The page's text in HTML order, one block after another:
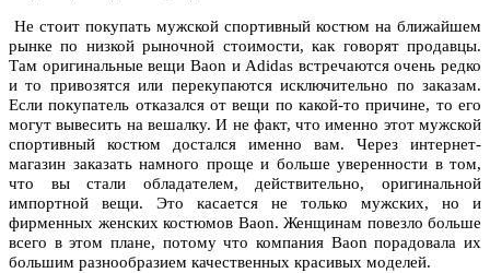
Не стоит покупать мужской спортивный костюм на ближайшем
рынке по низкой рыночной стоимости, как говорят продавцы.
Там оригинальные вещи Вaon и Adidas встречаются очень редко
и то привозятся или перекупаются исключительно по заказам.
Если покупатель отказался от вещи по какой-то причине, то его
могут вывесить на вешалку. И не факт, что именно этот мужской
спортивный костюм достался именно вам. Через интернет-
магазин заказать намного проще и больше уверенности в том,
что вы стали обладателем, действительно, оригинальной
импортной вещи. Это касается не только мужских, но и
фирменных женских костюмов Вaon. Женщинам повезло больше
всего в этом плане, потому что компания Вaon порадовала их
большим разнообразием качественных красивых моделей.